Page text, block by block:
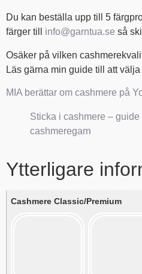
Du kan beställa upp till 5
färger till info@garntua.se så
Osäker på vilken
Läs gärna min guide till att
MIA berättar om cashmere på
Sticka i cashmere –
cashmeregarn
Ytterligare
Cashmere Classic/Premium